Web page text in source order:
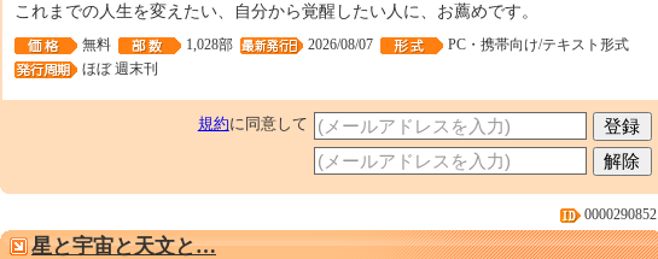
これまでの人生を変えたい、自分から覚醒したい人に、お薦めです。
無料 1,028部 2026/08/07
PC・携帯向け/テキスト形式
ほぼ 週末刊
規約に同意して
星と宇宙と天文と…
0000290852